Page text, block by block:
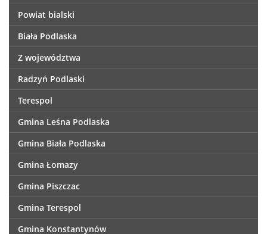
Powiat bialski
Biała Podlaska
Z województwa
Radzyń Podlaski
Terespol
Gmina Leśna Podlaska
Gmina Biała Podlaska
Gmina Łomazy
Gmina Piszczac
Gmina Terespol
Gmina Konstantynów